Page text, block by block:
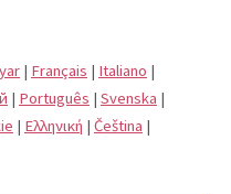
| Français | Italiano |
| Português | Svenska |
| Eλληνική | Čeština |